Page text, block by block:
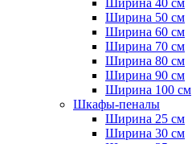
Ширина 40 см
Ширина 50 см
Ширина 60 см
Ширина 70 см
Ширина 80 см
Ширина 90 см
Ширина 100 см
Шкафы-пеналы
Ширина 25 см
Ширина 30 см